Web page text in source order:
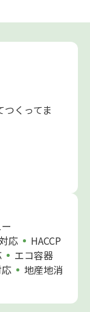
くってま
応
HACCP
エコ容器
地産地消